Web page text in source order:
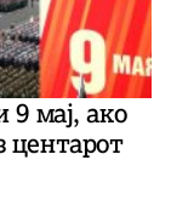
9 мај, ако
центарот